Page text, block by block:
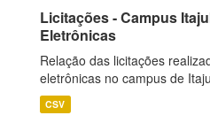
Licitações - Campus
Eletrônicas
Relação das licitações
eletrônicas no campus de
CSV